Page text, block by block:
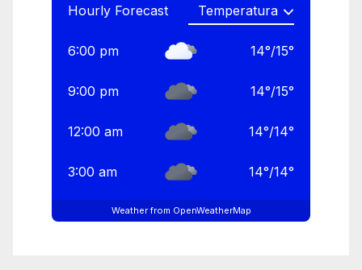
Hourly Forecast
6:00 pm 14°/15°
9:00 pm 14°/15°
12:00 am 14°/14°
3:00 am 14°/14°
Weather from OpenWeatherMap